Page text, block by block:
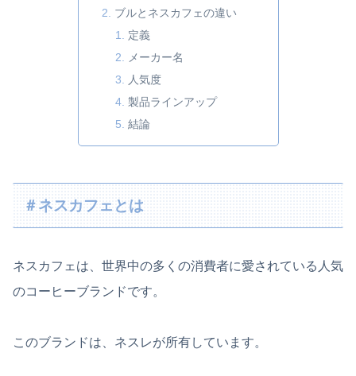
ブルとネスカフェの違い
定義
メーカー名
人気度
製品ラインアップ
結論
＃ネスカフェとは
ネスカフェは、世界中の多くの消費者に愛されている人気
のコーヒーブランドです。
このブランドは、ネスレが所有しています。